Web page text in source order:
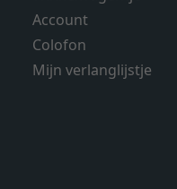
Account
Colofon
Mijn verlanglijstje